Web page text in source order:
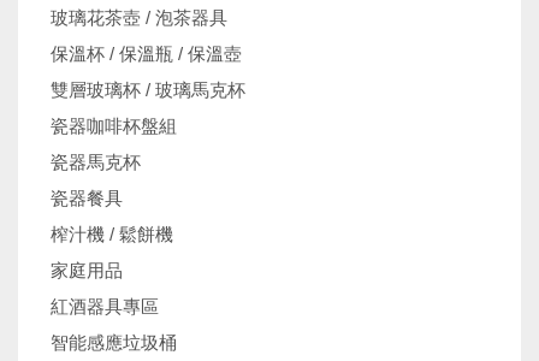
玻璃花茶壺 / 泡茶器具
保溫杯 / 保溫瓶 / 保溫壺
雙層玻璃杯 / 玻璃馬克杯
瓷器咖啡杯盤組
瓷器馬克杯
瓷器餐具
榨汁機 / 鬆餅機
家庭用品
紅酒器具專區
智能感應垃圾桶